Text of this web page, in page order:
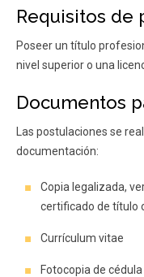
Requisitos de
Poseer un título
nivel superior o una
Documentos
Las postulaciones se
documentación:
Copia legalizada,
certificado de título
Currículum vitae
Fotocopia de